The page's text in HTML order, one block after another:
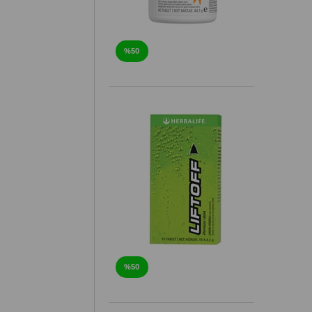
%50
%50